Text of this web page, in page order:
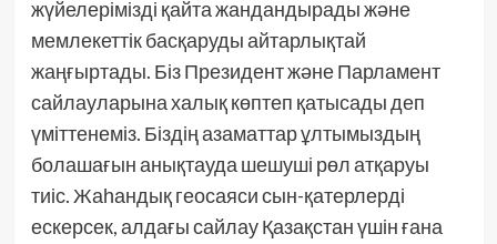
жүйелерімізді қайта жандандырады және
мемлекеттік басқаруды айтарлықтай
жаңғыртады. Біз Президент және Парламент
сайлауларына халық көптеп қатысады деп
үміттенеміз. Біздің азаматтар ұлтымыздың
болашағын анықтауда шешуші рөл атқаруы
тиіс. Жаһандық геосаяси сын-қатерлерді
ескерсек, алдағы сайлау Қазақстан үшін ғана